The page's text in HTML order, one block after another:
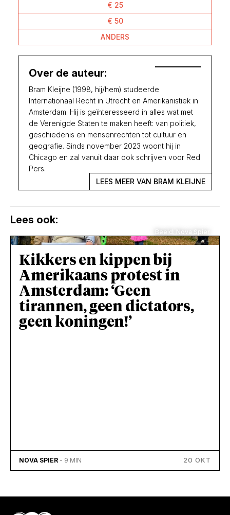
€ 25
€ 50
ANDERS
Over de auteur:
Bram Kleijne (1998, hij/hem) studeerde
Internationaal Recht in Utrecht en Amerikanistiek in
Amsterdam. Hij is geïnteresseerd in alles wat met
de Verenigde Staten te maken heeft: van politiek,
geschiedenis en mensenrechten tot cultuur en
geografie. Sinds november 2023 woont hij in
Chicago en zal vanuit daar ook schrijven voor Red
Pers.
LEES MEER VAN BRAM KLEIJNE
Lees ook:
Beeld: Nova Spier
Kikkers en kippen bij
Amerikaans protest in
Amsterdam: ‘Geen
tirannen, geen dictators,
geen koningen!’
NOVA SPIER - 9 MIN 20 OKT